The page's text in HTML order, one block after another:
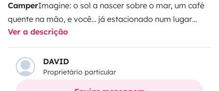
CamperImagine: o sol a nascer sobre o mar, um café
quente na mão, e você… já estacionado num lugar
onde os carros normais não conseguem chegar. Esta
Nissan NV200 camper leva-o aonde quiser, com total
liberdade e o conforto de uma pequena casa sobre
rodas.🚗 Compacta, económica, discreta e versátil
Com apenas 1,90 m de altura e 4,40 m de
Ver a descrição
DAVID
Proprietário particular